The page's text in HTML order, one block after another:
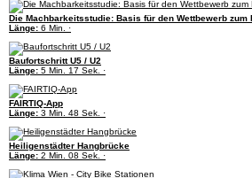
Die Machbarkeitsstudie: Basis für den Wettbewerb zum
Länge: 6 Min. ·
Baufortschritt U5 / U2
Länge: 5 Min. 17 Sek. ·
FAIRTIQ-App
Länge: 3 Min. 48 Sek. ·
Heiligenstädter Hangbrücke
Länge: 2 Min. 08 Sek. ·